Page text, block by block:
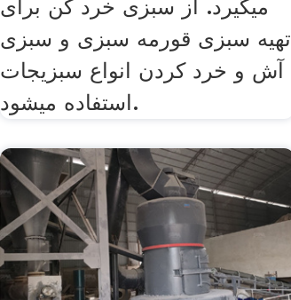
میگیرد. از سبزی خرد کن برای
تهیه سبزی قورمه سبزی و سبزی
آش و خرد کردن انواع سبزیجات
استفاده میشود.